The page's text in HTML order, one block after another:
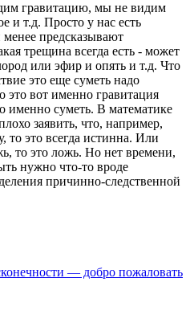
гравитацию, мы не видим
и т.д. Просто у нас есть
предсказывают
трещина всегда есть - может
или эфир и опять и т.д. Что
это еще суметь надо
это вот именно гравитация
именно суметь. В математике
заявить, что, например,
то это всегда истинна. Или
то это ложь. Но нет времени,
нужно что-то вроде
причинно-следственной
— добро пожаловать